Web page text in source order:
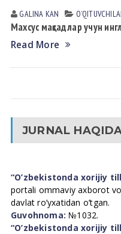
GALINA KАN
Махсус мақсадлар учун
Read More
JURNAL
“O’zbekistonda xorijiy
portali ommaviy axborot
davlat ro’yxatidan o’tgan.
Guvohnoma: №1032.
“O’zbekistonda xorijiy